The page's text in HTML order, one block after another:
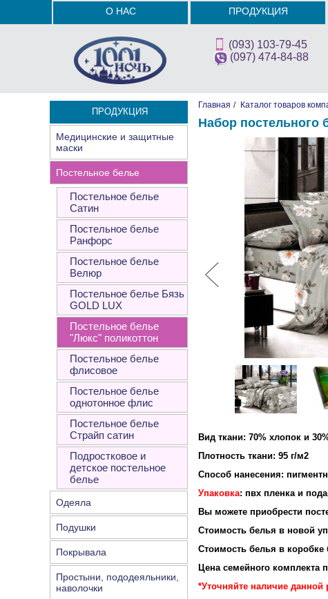
О НАС ПРОДУКЦИЯ
(093) 103-79-45
(097) 474-84-88
ПРОДУКЦИЯ
Медицинские и защитные
маски
Постельное белье
Постельное белье
Сатин
Постельное белье
Ранфорс
Постельное белье
Велюр
Постельное белье Бязь
GOLD LUX
Постельное белье
"Люкс" поликоттон
Постельное белье
флисовое
Постельное белье
однотонное флис
Постельное белье
Страйп сатин
Подростковое и
детское постельное
белье
Одеяла
Подушки
Покрывала
Простыни, пододеяльники,
наволочки
Главная / Каталог товаров
Набор
Вид ткани: 70% хлопок и
Плотность
Способ нанесения:
Упаковка: пвх пленка и
Вы можете приобрести
Стоимость белья в новой
Стоимость белья в коробке
Цена семейного комплекта
*Уточняйте наличие данной